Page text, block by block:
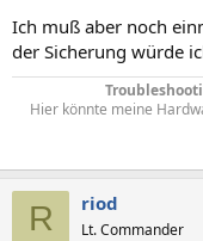
Ich muß aber noch
der Sicherung würde
Hier könnte meine
R riod
Lt. Commander